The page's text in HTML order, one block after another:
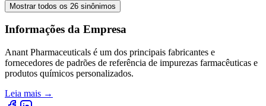
Mostrar todos os 26 sinônimos
Informações da Empresa
Anant Pharmaceuticals é um dos principais fabricantes e
fornecedores de padrões de referência de impurezas farmacêuticas e
produtos químicos personalizados.
Leia mais →